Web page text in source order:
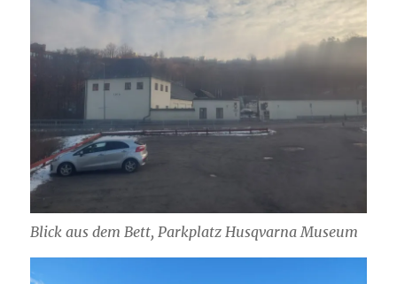
Blick aus dem Bett, Parkplatz Husqvarna Museum